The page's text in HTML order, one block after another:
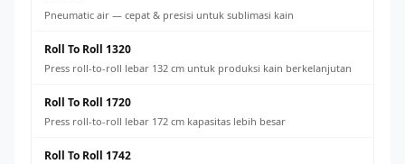
Pneumatic air — cepat & presisi untuk sublimasi kain
Roll To Roll 1320
Press roll-to-roll lebar 132 cm untuk produksi kain berkelanjutan
Roll To Roll 1720
Press roll-to-roll lebar 172 cm kapasitas lebih besar
Roll To Roll 1742